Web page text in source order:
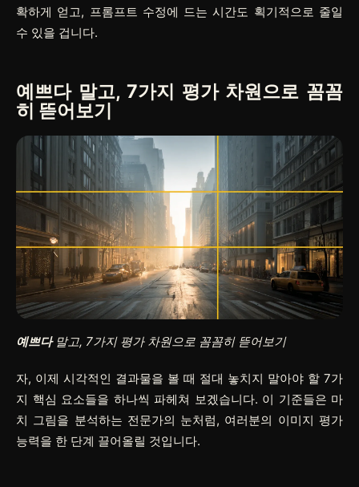
확하게 얻고, 프롬프트 수정에 드는 시간도 획기적으로 줄일
수 있을 겁니다.
예쁘다말고, 7가지 평가 차원으로 꼼꼼
히 뜯어보기
예쁘다말고, 7가지 평가 차원으로 꼼꼼히 뜯어보기
자, 이제 시각적인 결과물을 볼 때 절대 놓치지 말아야 할 7가
지 핵심 요소들을 하나씩 파헤쳐 보겠습니다. 이 기준들은 마
치 그림을 분석하는 전문가의 눈처럼, 여러분의 이미지 평가
능력을 한 단계 끌어올릴 것입니다.